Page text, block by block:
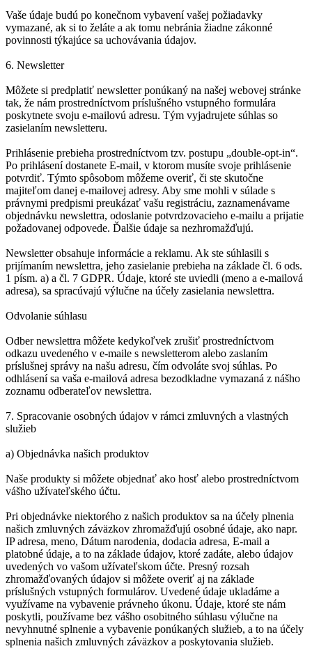
Vaše údaje budú po konečnom vybavení vašej požiadavky
vymazané, ak si to želáte a ak tomu nebránia žiadne zákonné
povinnosti týkajúce sa uchovávania údajov.
6. Newsletter
Môžete si predplatiť newsletter ponúkaný na našej webovej stránke
tak, že nám prostredníctvom príslušného vstupného formulára
poskytnete svoju e-mailovú adresu. Tým vyjadrujete súhlas so
zasielaním newsletteru.
Prihlásenie prebieha prostredníctvom tzv. postupu „double-opt-in“.
Po prihlásení dostanete E-mail, v ktorom musíte svoje prihlásenie
potvrdiť. Týmto spôsobom môžeme overiť, či ste skutočne
majiteľom danej e-mailovej adresy. Aby sme mohli v súlade s
právnymi predpismi preukázať vašu registráciu, zaznamenávame
objednávku newslettra, odoslanie potvrdzovacieho e-mailu a prijatie
požadovanej odpovede. Ďalšie údaje sa nezhromažďujú.
Newsletter obsahuje informácie a reklamu. Ak ste súhlasili s
prijímaním newslettra, jeho zasielanie prebieha na základe čl. 6 ods.
1 písm. a) a čl. 7 GDPR. Údaje, ktoré ste uviedli (meno a e-mailová
adresa), sa spracúvajú výlučne na účely zasielania newslettra.
Odvolanie súhlasu
Odber newslettra môžete kedykoľvek zrušiť prostredníctvom
odkazu uvedeného v e-maile s newsletterom alebo zaslaním
príslušnej správy na našu adresu, čím odvoláte svoj súhlas. Po
odhlásení sa vaša e-mailová adresa bezodkladne vymazaná z nášho
zoznamu odberateľov newslettra.
7. Spracovanie osobných údajov v rámci zmluvných a vlastných
služieb
a) Objednávka našich produktov
Naše produkty si môžete objednať ako hosť alebo prostredníctvom
vášho užívateľského účtu.
Pri objednávke niektorého z našich produktov sa na účely plnenia
našich zmluvných záväzkov zhromažďujú osobné údaje, ako napr.
IP adresa, meno, Dátum narodenia, dodacia adresa, E-mail a
platobné údaje, a to na základe údajov, ktoré zadáte, alebo údajov
uvedených vo vašom užívateľskom účte. Presný rozsah
zhromažďovaných údajov si môžete overiť aj na základe
príslušných vstupných formulárov. Uvedené údaje ukladáme a
využívame na vybavenie právneho úkonu. Údaje, ktoré ste nám
poskytli, používame bez vášho osobitného súhlasu výlučne na
nevyhnutné splnenie a vybavenie ponúkaných služieb, a to na účely
splnenia našich zmluvných záväzkov a poskytovania služieb.